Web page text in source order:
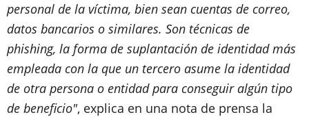
personal de la víctima, bien sean cuentas de correo,
datos bancarios o similares. Son técnicas de
phishing, la forma de suplantación de identidad más
empleada con la que un tercero asume la identidad
de otra persona o entidad para conseguir algún tipo
de beneficio", explica en una nota de prensa la